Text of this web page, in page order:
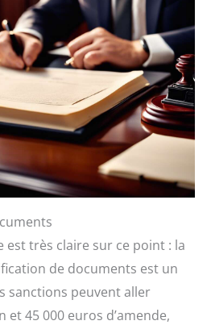
est très claire sur ce point : la
de documents est un
sanctions peuvent aller
et 45 000 euros d’amende,